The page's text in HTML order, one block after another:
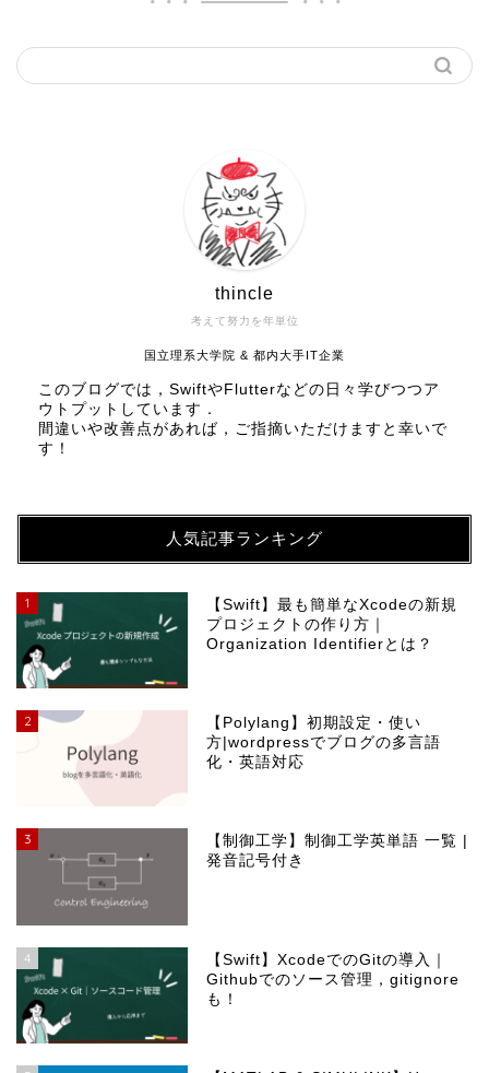
考えて努力を年単位
thincle
国立理系大学院 & 都内大手IT企業
このブログでは，SwiftやFlutterなどの日々学びつつア
ウトプットしています．
間違いや改善点があれば，ご指摘いただけますと幸いで
す！
人気記事ランキング
1
【Swift】最も簡単なXcodeの新規
プロジェクトの作り方｜
Organization Identifierとは？
2
【Polylang】初期設定・使い
方|wordpressでブログの多言語
化・英語対応
3
【制御工学】制御工学英単語 一覧 |
発音記号付き
4
【Swift】XcodeでのGitの導入｜
Githubでのソース管理，gitignore
も！